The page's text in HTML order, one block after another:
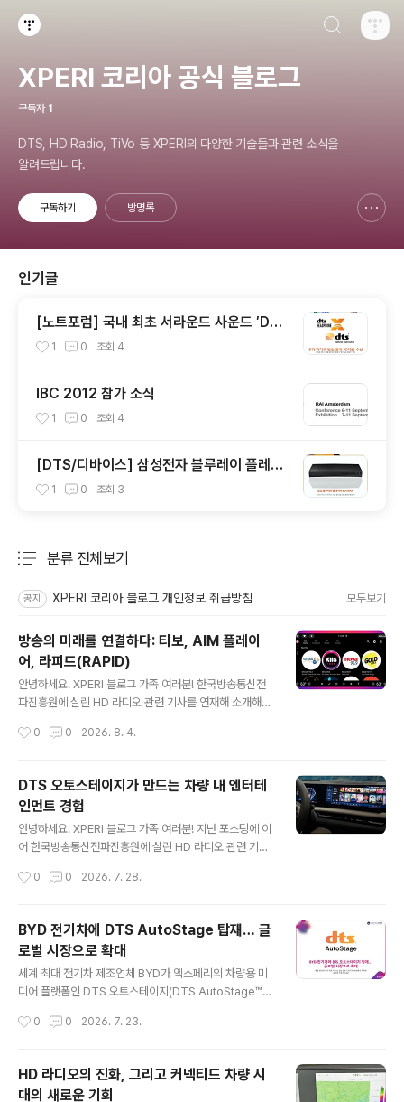
XPERI 코리아 공식 블로그
구독자 1
DTS, HD Radio, TiVo 등 XPERI의 다양한 기술들과 관련 소식을
알려드립니다.
구독하기 방명록
인기글
[노트포럼] 국내 최초 서라운드 사운드 ′DT
S′ 라디오 방송, 한국 PD대상 수상
1 0 조회 4
IBC 2012 참가 소식
1 0 조회 4
[DTS/디바이스] 삼성전자 블루레이 플레이
어 BD-J5900
1 0 조회 3
분류 전체보기
공지 XPERI 코리아 블로그 개인정보 취급방침 모두보기
방송의 미래를 연결하다: 티보, AIM 플레이
어, 라피드(RAPID)
안녕하세요. XPERI 블로그 가족 여러분! 한국방송통신전
파진흥원에 실린 HD 라디오 관련 기사를 연재해 소개해드
하이브리드 라디오가 차량 내 오디오 경험을 어떻게 변화
는 엑스페리의 핵심 솔루션들을 소개해보려 합니다. 티보
기반 비디오 서비스와 광고 플랫폼, 방송사 앱 구축 솔루션
AIM 플레이어, 비주얼 라디오 구현 플랫폼 라피드(RAPI
D), 그리고 데이터 기반 수익화를 지원하는 DTS 오토스테
이지 브로드캐스터 포털까지. 각각의 기술은 독립적으로도
크린에서 청취자와 연결될 수 있는 기반을 만들어줍니다.
0 0 2026. 8. 4.
DTS 오토스테이지가 만드는 차량 내 엔터테
인먼트 경험
안녕하세요. XPERI 블로그 가족 여러분! 지난 포스팅에 이
어 한국방송통신전파진흥원에 실린 HD 라디오 관련 기사
오가 방송사에 제공하는 새로운 수익 창출 기회와 미래 활
스팅에서는 HD 라디오를 기반으로 한 커넥티드 차량 생태
계와, 이를 지원하는 엑스페리(Xperi)의 핵심 솔루션인 D
TS 오토스테이지 (DTS AutoStage)를 소개합니다. 커
넥티드 차량 시대와 라디오의 변화 HD 라디오는 차량 내
차는 단순한 이동 수단이 아닙니다. 차량 디스플레이가 대
0 0 2026. 7. 28.
BYD 전기차에 DTS AutoStage 탑재… 글
로벌 시장으로 확대
세계 최대 전기차 제조업체 BYD가 엑스페리의 차량용 미
디어 플랫폼인 DTS 오토스테이지(DTS AutoStage™)
시아태평양, 중남미, 중동 및 아프리카 등 주요 글로벌 시장
텐츠를 아우르는 통합 엔터테인먼트 경험을 제공할 계획입
니다. 이번 파트너십은 운전자와 탑승자에게 더욱 풍부하
0 0 2026. 7. 23.
HD 라디오의 진화, 그리고 커넥티드 차량 시
대의 새로운 기회